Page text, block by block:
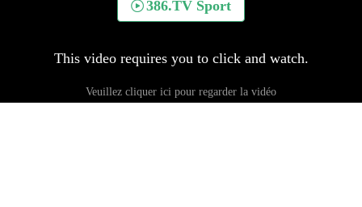
386.TV Sport
This video requires you to click and watch.
Veuillez cliquer ici pour regarder la vidéo